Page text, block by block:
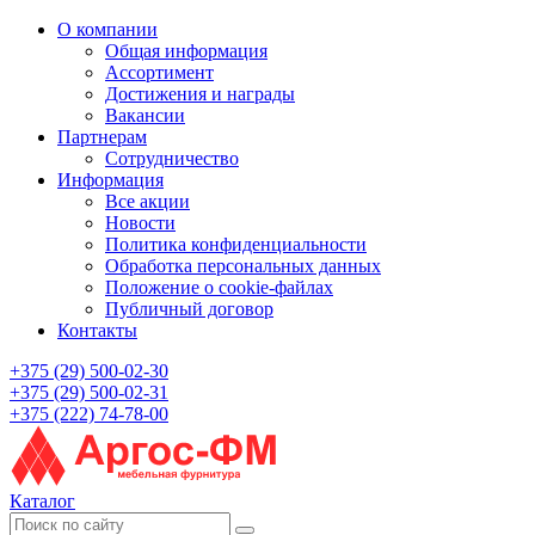
О компании
Общая информация
Ассортимент
Достижения и награды
Вакансии
Партнерам
Сотрудничество
Информация
Все акции
Новости
Политика конфиденциальности
Обработка персональных данных
Положение о cookie-файлах
Публичный договор
Контакты
+375 (29) 500-02-30
+375 (29) 500-02-31
+375 (222) 74-78-00
Каталог